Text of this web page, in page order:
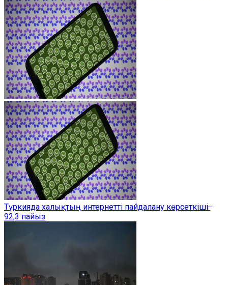
Түркияда халықтың интернетті пайдалану көрсеткіші ̶
92,3 пайыз